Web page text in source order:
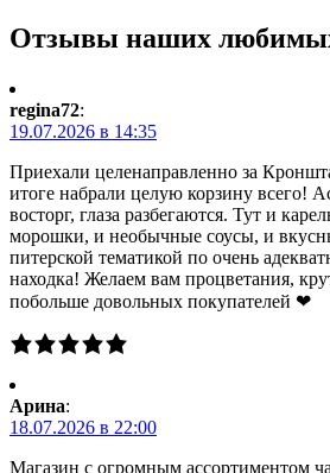
Отзывы наших
regina72:
19.07.2026 в 14:35
Приехали целенаправленно за
итоге набрали целую корзину всего!
восторг, глаза разбегаются. Тут и
морошки, и необычные соусы, и
питерской тематикой по очень
находка! Желаем вам процветания,
побольше довольных покупателей ❤
Арина:
18.07.2026 в 22:00
Магазин с огромным ассортиментом